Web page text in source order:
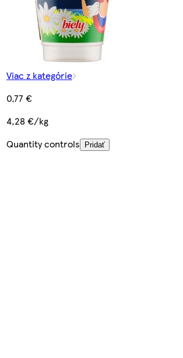
Viac z kategórie
0,77 €
4,28 €/kg
Quantity controls
Pridať